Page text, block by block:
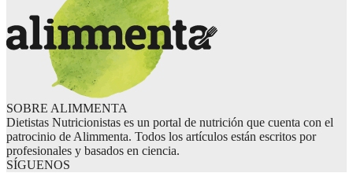
SOBRE ALIMMENTA
Dietistas Nutricionistas es un portal de nutrición que cuenta con el
patrocinio de Alimmenta. Todos los artículos están escritos por
profesionales y basados en ciencia.
SÍGUENOS